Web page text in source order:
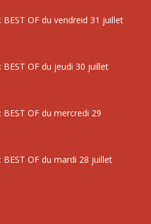
BEST OF du vendreid 31 juillet
BEST OF du jeudi 30 juillet
BEST OF du mercredi 29
BEST OF du mardi 28 juillet